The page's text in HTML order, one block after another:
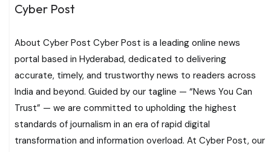
Cyber Post
About Cyber Post Cyber Post is a leading online news
portal based in Hyderabad, dedicated to delivering
accurate, timely, and trustworthy news to readers across
India and beyond. Guided by our tagline — “News You Can
Trust” — we are committed to upholding the highest
standards of journalism in an era of rapid digital
transformation and information overload. At Cyber Post, our